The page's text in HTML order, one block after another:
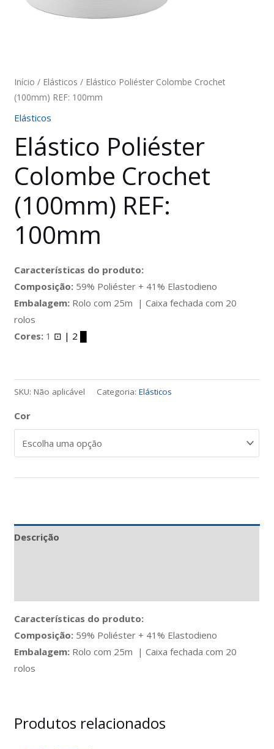
Início / Elásticos / Elástico Poliéster Colombe Crochet
(100mm) REF: 100mm
Elásticos
Elástico Poliéster
Colombe Crochet
(100mm) REF:
100mm
Características do produto:
Composição: 59% Poliéster + 41% Elastodieno
Embalagem: Rolo com 25m | Caixa fechada com 20
rolos
Cores: 1 ⊡ | 2
SKU:Não aplicável Categoria:Elásticos
Cor
Descrição
Características do produto:
Composição: 59% Poliéster + 41% Elastodieno
Embalagem: Rolo com 25m | Caixa fechada com 20
rolos
Produtos relacionados